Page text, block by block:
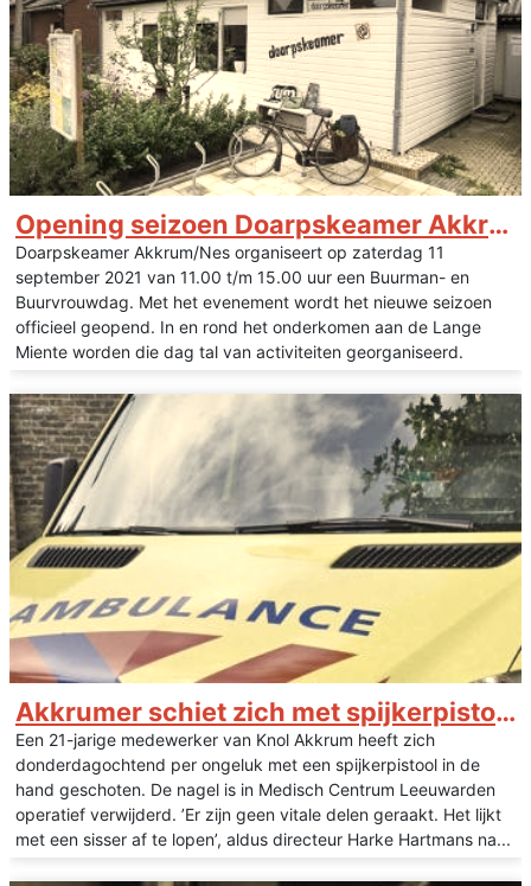
Opening seizoen Doarpskeamer Akkrum/Nes
Doarpskeamer Akkrum/Nes organiseert op zaterdag 11
september 2021 van 11.00 t/m 15.00 uur een Buurman- en
Buurvrouwdag. Met het evenement wordt het nieuwe seizoen
officieel geopend. In en rond het onderkomen aan de Lange
Miente worden die dag tal van activiteiten georganiseerd.
Akkrumer schiet zich met spijkerpistool in hand
Een 21-jarige medewerker van Knol Akkrum heeft zich
donderdagochtend per ongeluk met een spijkerpistool in de
hand geschoten. De nagel is in Medisch Centrum Leeuwarden
operatief verwijderd. ’Er zijn geen vitale delen geraakt. Het lijkt
met een sisser af te lopen’, aldus directeur Harke Hartmans na...